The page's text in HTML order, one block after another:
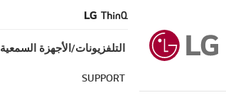
التلفزيونات/الأجهزة السمعية
SUPPORT